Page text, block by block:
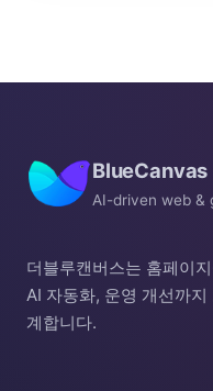
BlueCanvas
AI-driven web &
더블루캔버스는 홈페이
AI 자동화, 운영 개선까
계합니다.